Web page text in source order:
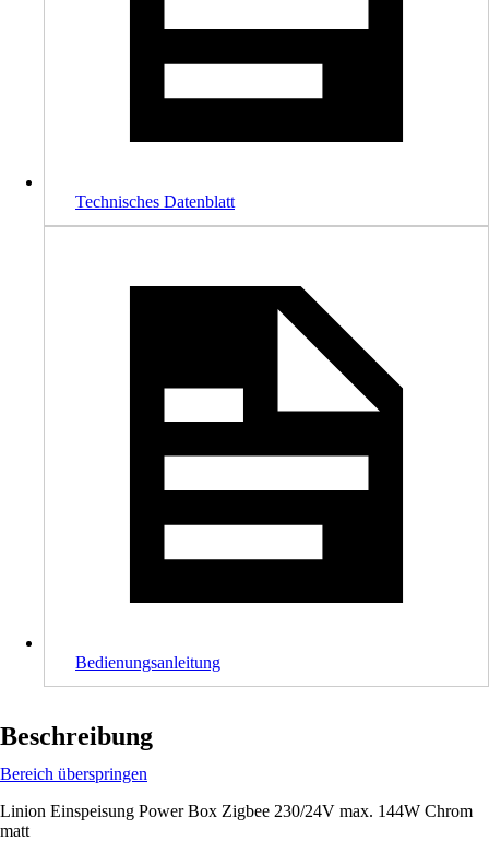
Technisches Datenblatt
Bedienungsanleitung
Beschreibung
Bereich überspringen
Linion Einspeisung Power Box Zigbee 230/24V max. 144W Chrom
matt